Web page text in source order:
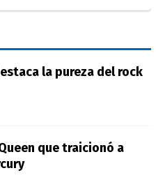
la pureza del rock
que traicionó a